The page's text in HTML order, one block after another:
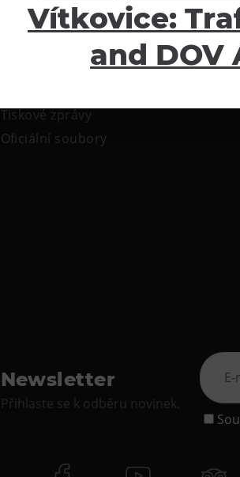
Ke stažení
Tiskové zprávy
Oficiální soubory
Newsletter
Přihlaste se k odběru novinek.
Vítkovice:
and